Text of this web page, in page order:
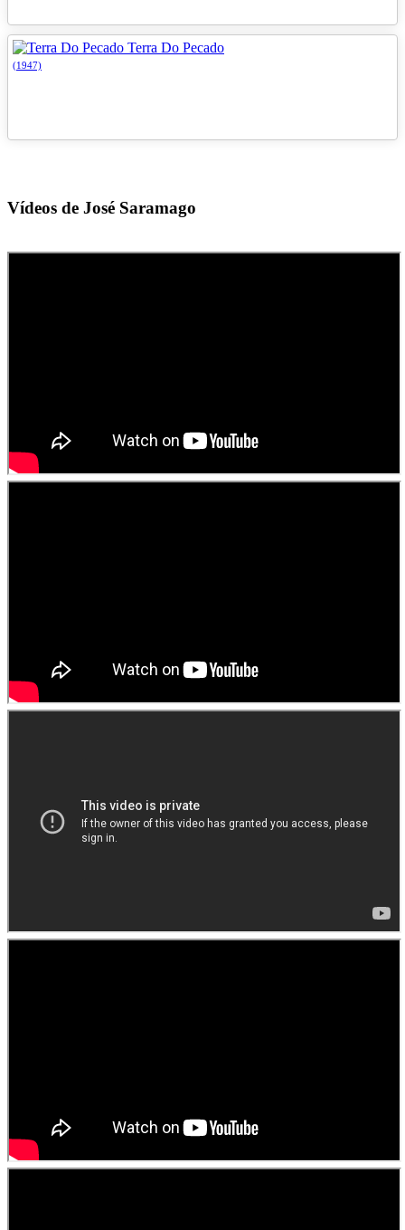
Terra Do Pecado
(1947)
Vídeos de José Saramago